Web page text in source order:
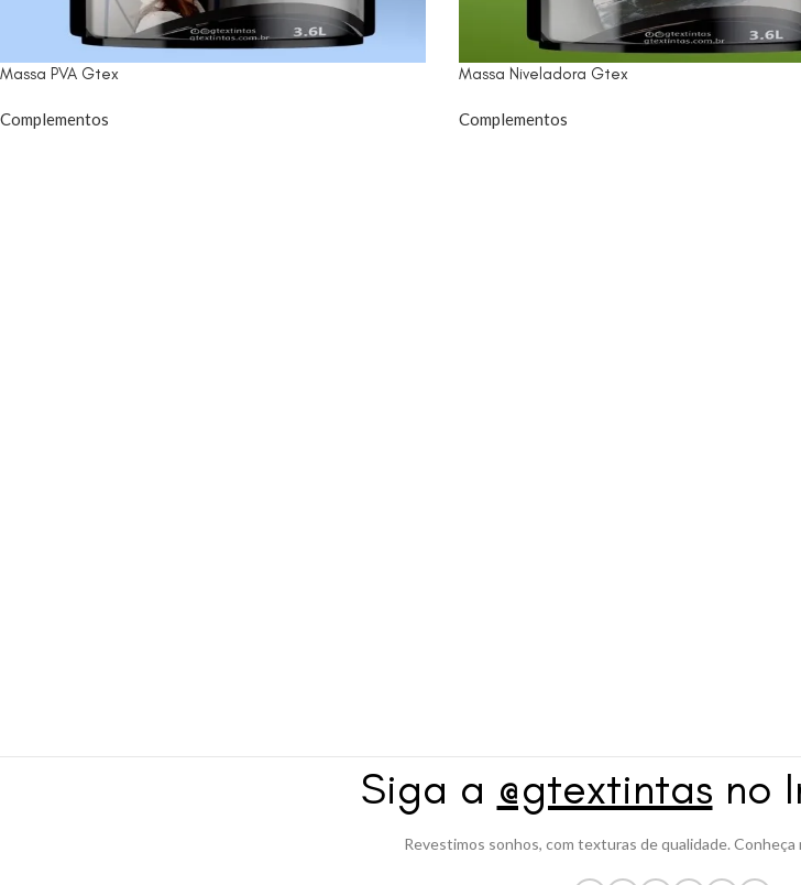
Massa PVA Gtex
Complementos
Massa Niveladora Gtex
Complementos
Siga a @gtextintas no
Revestimos sonhos, com texturas de qualidade. Conheça